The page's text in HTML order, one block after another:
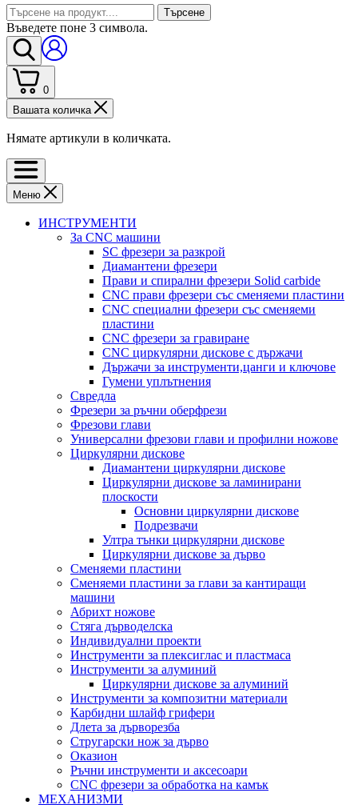
Търсене
Въведете поне 3 символа.
0
Вашата количка
Нямате артикули в количката.
Меню
ИНСТРУМЕНТИ
За CNC машини
SC фрезери за разкрой
Диамантени фрезери
Прави и спирални фрезери Solid carbide
CNC прави фрезери със сменяеми пластини
CNC специални фрезери със сменяеми
пластини
CNC фрезери за гравиране
CNC циркулярни дискове с държачи
Държачи за инструменти,цанги и ключове
Гумени уплътнения
Свредла
Фрезери за ръчни оберфрези
Фрезови глави
Универсални фрезови глави и профилни ножове
Циркулярни дискове
Диамантени циркулярни дискове
Циркулярни дискове за ламинирани
плоскости
Основни циркулярни дискове
Подрезвачи
Ултра тънки циркулярни дискове
Циркулярни дискове за дърво
Сменяеми пластини
Сменяеми пластини за глави за кантиращи
машини
Абрихт ножове
Стяга дърводелска
Индивидуални проекти
Инструменти за плексиглас и пластмаса
Инструменти за алуминий
Циркулярни дискове за алуминий
Инструменти за композитни материали
Карбидни шлайф грифери
Длета за дърворезба
Стругарски нож за дърво
Оказион
Ръчни инструменти и аксесоари
CNC фрезери за обработка на камък
МЕХАНИЗМИ